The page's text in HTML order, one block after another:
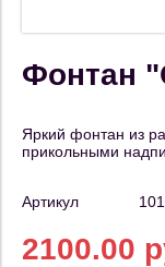
Фонтан
Яркий фонтан из
прикольными
Артикул
2100.00